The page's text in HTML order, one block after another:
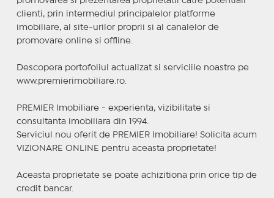
clienti, prin intermediul principalelor platforme
imobiliare, al site-urilor proprii si al canalelor de
promovare online si offline.
Descopera portofoliul actualizat si serviciile noastre pe
www.premierimobiliare.ro.
PREMIER Imobiliare - experienta, vizibilitate si
consultanta imobiliara din 1994.
Serviciul nou oferit de PREMIER Imobiliare! Solicita acum
VIZIONARE ONLINE pentru aceasta proprietate!
Aceasta proprietate se poate achizitiona prin orice tip de
credit bancar.